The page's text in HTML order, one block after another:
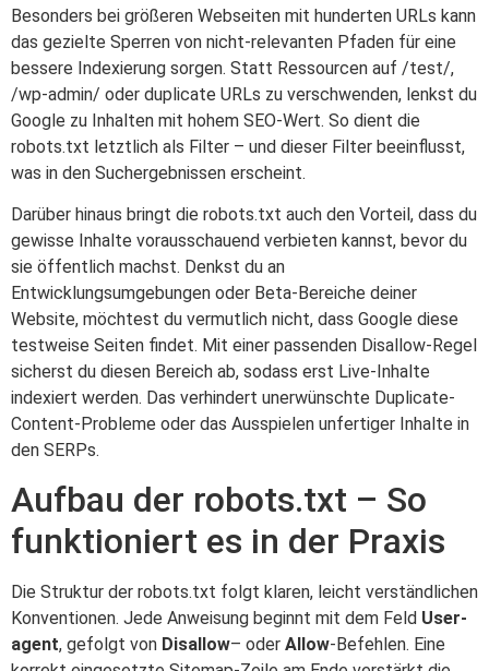
Besonders bei größeren Webseiten mit hunderten URLs kann
das gezielte Sperren von nicht-relevanten Pfaden für eine
bessere Indexierung sorgen. Statt Ressourcen auf /test/,
/wp-admin/ oder duplicate URLs zu verschwenden, lenkst du
Google zu Inhalten mit hohem SEO-Wert. So dient die
robots.txt letztlich als Filter – und dieser Filter beeinflusst,
was in den Suchergebnissen erscheint.
Darüber hinaus bringt die robots.txt auch den Vorteil, dass du
gewisse Inhalte vorausschauend verbieten kannst, bevor du
sie öffentlich machst. Denkst du an
Entwicklungsumgebungen oder Beta-Bereiche deiner
Website, möchtest du vermutlich nicht, dass Google diese
testweise Seiten findet. Mit einer passenden Disallow-Regel
sicherst du diesen Bereich ab, sodass erst Live-Inhalte
indexiert werden. Das verhindert unerwünschte Duplicate-
Content-Probleme oder das Ausspielen unfertiger Inhalte in
den SERPs.
Aufbau der robots.txt – So
funktioniert es in der Praxis
Die Struktur der robots.txt folgt klaren, leicht verständlichen
Konventionen. Jede Anweisung beginnt mit dem Feld User-
agent, gefolgt von Disallow– oder Allow-Befehlen. Eine